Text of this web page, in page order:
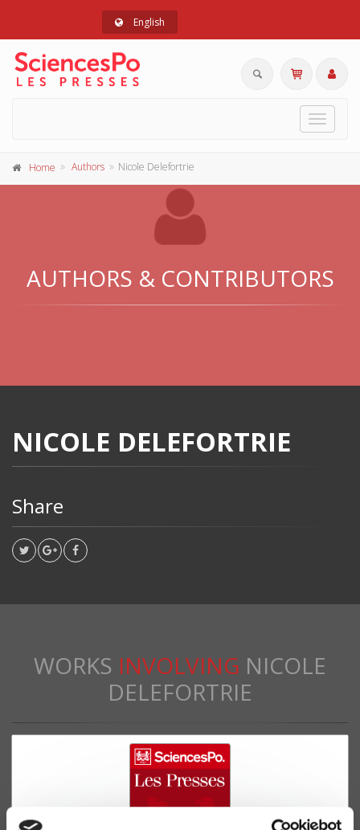
English
Toggle
Home Authors Nicole Delefortrie
AUTHORS & CONTRIBUTORS
NICOLE DELEFORTRIE
Share
WORKS INVOLVING NICOLE
DELEFORTRIE